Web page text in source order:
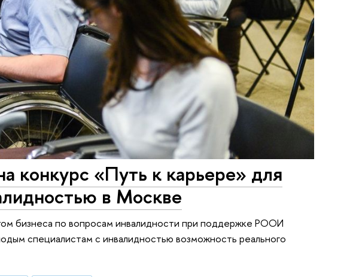
конкурс «Путь к карьере» для
в Москве
бизнеса по вопросам инвалидности при поддержке РООИ
специалистам с инвалидностью возможность реального